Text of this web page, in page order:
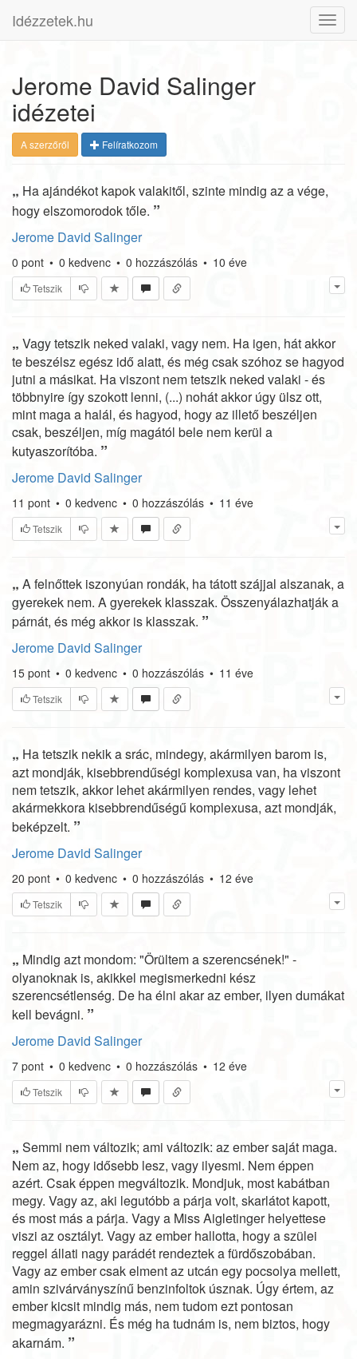
Idézzetek.hu
Jerome David Salinger
idézetei
A szerzőről Felíratkozom
„ Ha ajándékot kapok valakitől, szinte mindig az a vége,
hogy elszomorodok tőle. ”
Jerome David Salinger
0 pont • 0 kedvenc • 0 hozzászólás • 10 éve
Tetszik
„ Vagy tetszik neked valaki, vagy nem. Ha igen, hát akkor
te beszélsz egész idő alatt, és még csak szóhoz se hagyod
jutni a másikat. Ha viszont nem tetszik neked valaki - és
többnyire így szokott lenni, (...) nohát akkor úgy ülsz ott,
mint maga a halál, és hagyod, hogy az illető beszéljen
csak, beszéljen, míg magától bele nem kerül a
kutyaszorítóba. ”
Jerome David Salinger
11 pont • 0 kedvenc • 0 hozzászólás • 11 éve
Tetszik
„ A felnőttek iszonyúan rondák, ha tátott szájjal alszanak, a
gyerekek nem. A gyerekek klasszak. Összenyálazhatják a
párnát, és még akkor is klasszak. ”
Jerome David Salinger
15 pont • 0 kedvenc • 0 hozzászólás • 11 éve
Tetszik
„ Ha tetszik nekik a srác, mindegy, akármilyen barom is,
azt mondják, kisebbrendűségi komplexusa van, ha viszont
nem tetszik, akkor lehet akármilyen rendes, vagy lehet
akármekkora kisebbrendűségű komplexusa, azt mondják,
beképzelt. ”
Jerome David Salinger
20 pont • 0 kedvenc • 0 hozzászólás • 12 éve
Tetszik
„ Mindig azt mondom: "Örültem a szerencsének!" -
olyanoknak is, akikkel megismerkedni kész
szerencsétlenség. De ha élni akar az ember, ilyen dumákat
kell bevágni. ”
Jerome David Salinger
7 pont • 0 kedvenc • 0 hozzászólás • 12 éve
Tetszik
„ Semmi nem változik; ami változik: az ember saját maga.
Nem az, hogy idősebb lesz, vagy ilyesmi. Nem éppen
azért. Csak éppen megváltozik. Mondjuk, most kabátban
megy. Vagy az, aki legutóbb a párja volt, skarlátot kapott,
és most más a párja. Vagy a Miss Aigletinger helyettese
viszi az osztályt. Vagy az ember hallotta, hogy a szülei
reggel állati nagy parádét rendeztek a fürdőszobában.
Vagy az ember csak elment az utcán egy pocsolya mellett,
amin szivárványszínű benzinfoltok úsznak. Úgy értem, az
ember kicsit mindig más, nem tudom ezt pontosan
megmagyarázni. És még ha tudnám is, nem biztos, hogy
akarnám. ”